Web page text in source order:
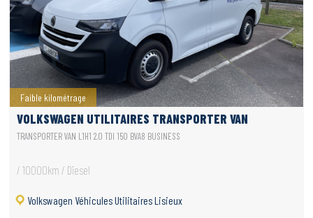
Faible kilométrage
VOLKSWAGEN UTILITAIRES TRANSPORTER VAN
TRANSPORTER VAN L1H1 2.0 TDI 150 BVA8 BUSINESS
/ 10000km / Diesel
Volkswagen Véhicules Utilitaires Lisieux